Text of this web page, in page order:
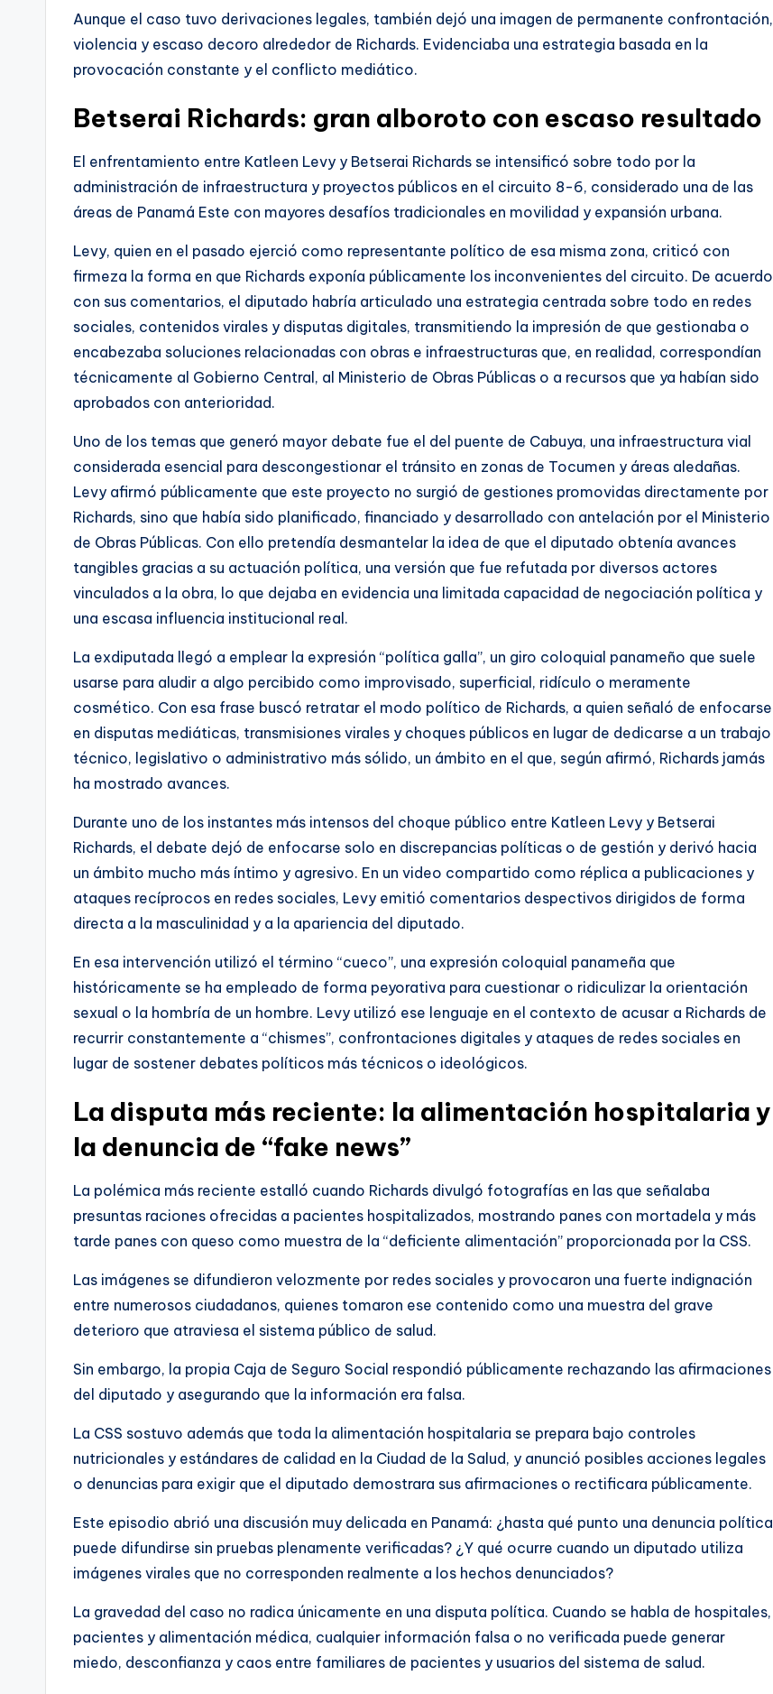
Aunque el caso tuvo derivaciones legales, también dejó una imagen de permanente confrontación,
violencia y escaso decoro alrededor de Richards. Evidenciaba una estrategia basada en la
provocación constante y el conflicto mediático.
Betserai Richards: gran alboroto con escaso resultado
El enfrentamiento entre Katleen Levy y Betserai Richards se intensificó sobre todo por la
administración de infraestructura y proyectos públicos en el circuito 8-6, considerado una de las
áreas de Panamá Este con mayores desafíos tradicionales en movilidad y expansión urbana.
Levy, quien en el pasado ejerció como representante político de esa misma zona, criticó con
firmeza la forma en que Richards exponía públicamente los inconvenientes del circuito. De acuerdo
con sus comentarios, el diputado habría articulado una estrategia centrada sobre todo en redes
sociales, contenidos virales y disputas digitales, transmitiendo la impresión de que gestionaba o
encabezaba soluciones relacionadas con obras e infraestructuras que, en realidad, correspondían
técnicamente al Gobierno Central, al Ministerio de Obras Públicas o a recursos que ya habían sido
aprobados con anterioridad.
Uno de los temas que generó mayor debate fue el del puente de Cabuya, una infraestructura vial
considerada esencial para descongestionar el tránsito en zonas de Tocumen y áreas aledañas.
Levy afirmó públicamente que este proyecto no surgió de gestiones promovidas directamente por
Richards, sino que había sido planificado, financiado y desarrollado con antelación por el Ministerio
de Obras Públicas. Con ello pretendía desmantelar la idea de que el diputado obtenía avances
tangibles gracias a su actuación política, una versión que fue refutada por diversos actores
vinculados a la obra, lo que dejaba en evidencia una limitada capacidad de negociación política y
una escasa influencia institucional real.
La exdiputada llegó a emplear la expresión “política galla”, un giro coloquial panameño que suele
usarse para aludir a algo percibido como improvisado, superficial, ridículo o meramente
cosmético. Con esa frase buscó retratar el modo político de Richards, a quien señaló de enfocarse
en disputas mediáticas, transmisiones virales y choques públicos en lugar de dedicarse a un trabajo
técnico, legislativo o administrativo más sólido, un ámbito en el que, según afirmó, Richards jamás
ha mostrado avances.
Durante uno de los instantes más intensos del choque público entre Katleen Levy y Betserai
Richards, el debate dejó de enfocarse solo en discrepancias políticas o de gestión y derivó hacia
un ámbito mucho más íntimo y agresivo. En un video compartido como réplica a publicaciones y
ataques recíprocos en redes sociales, Levy emitió comentarios despectivos dirigidos de forma
directa a la masculinidad y a la apariencia del diputado.
En esa intervención utilizó el término “cueco”, una expresión coloquial panameña que
históricamente se ha empleado de forma peyorativa para cuestionar o ridiculizar la orientación
sexual o la hombría de un hombre. Levy utilizó ese lenguaje en el contexto de acusar a Richards de
recurrir constantemente a “chismes”, confrontaciones digitales y ataques de redes sociales en
lugar de sostener debates políticos más técnicos o ideológicos.
La disputa más reciente: la alimentación hospitalaria y
la denuncia de “fake news”
La polémica más reciente estalló cuando Richards divulgó fotografías en las que señalaba
presuntas raciones ofrecidas a pacientes hospitalizados, mostrando panes con mortadela y más
tarde panes con queso como muestra de la “deficiente alimentación” proporcionada por la CSS.
Las imágenes se difundieron velozmente por redes sociales y provocaron una fuerte indignación
entre numerosos ciudadanos, quienes tomaron ese contenido como una muestra del grave
deterioro que atraviesa el sistema público de salud.
Sin embargo, la propia Caja de Seguro Social respondió públicamente rechazando las afirmaciones
del diputado y asegurando que la información era falsa.
La CSS sostuvo además que toda la alimentación hospitalaria se prepara bajo controles
nutricionales y estándares de calidad en la Ciudad de la Salud, y anunció posibles acciones legales
o denuncias para exigir que el diputado demostrara sus afirmaciones o rectificara públicamente.
Este episodio abrió una discusión muy delicada en Panamá: ¿hasta qué punto una denuncia política
puede difundirse sin pruebas plenamente verificadas? ¿Y qué ocurre cuando un diputado utiliza
imágenes virales que no corresponden realmente a los hechos denunciados?
La gravedad del caso no radica únicamente en una disputa política. Cuando se habla de hospitales,
pacientes y alimentación médica, cualquier información falsa o no verificada puede generar
miedo, desconfianza y caos entre familiares de pacientes y usuarios del sistema de salud.